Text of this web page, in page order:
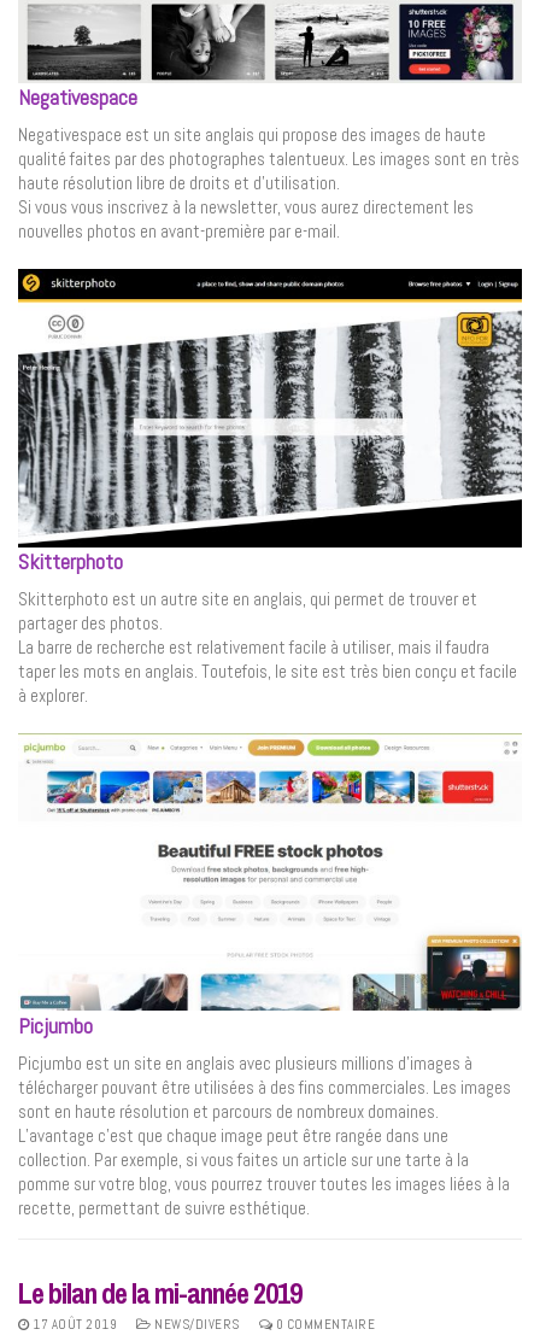
Negativespace
Negativespace est un site anglais qui propose des images de haute
qualité faites par des photographes talentueux. Les images sont en très
haute résolution libre de droits et d’utilisation.
Si vous vous inscrivez à la newsletter, vous aurez directement les
nouvelles photos en avant-première par e-mail.
Skitterphoto
Skitterphoto est un autre site en anglais, qui permet de trouver et
partager des photos.
La barre de recherche est relativement facile à utiliser, mais il faudra
taper les mots en anglais. Toutefois, le site est très bien conçu et facile
à explorer.
Picjumbo
Picjumbo est un site en anglais avec plusieurs millions d’images à
télécharger pouvant être utilisées à des fins commerciales. Les images
sont en haute résolution et parcours de nombreux domaines.
L’avantage c’est que chaque image peut être rangée dans une
collection. Par exemple, si vous faites un article sur une tarte à la
pomme sur votre blog, vous pourrez trouver toutes les images liées à la
recette, permettant de suivre esthétique.
Le bilan de la mi-année 2019
17 AOÛT 2019 NEWS/DIVERS 0 COMMENTAIRE